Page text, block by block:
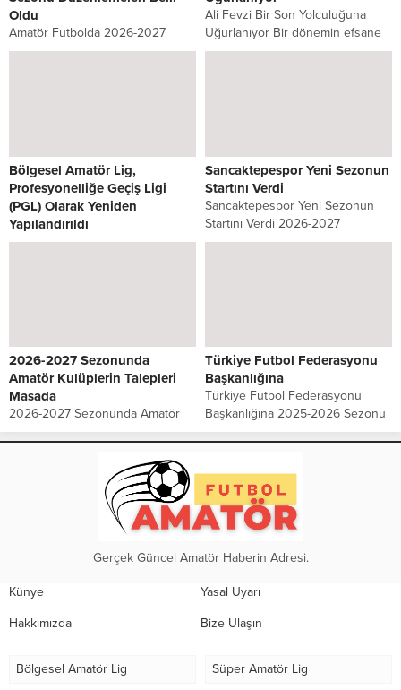
Oldu
Amatör Futbolda 2026-2027
Sezonu Düzenlemeleri Belli Oldu
Ali Fevzi Bir Son Yolculuğuna
Uğurlanıyor Bir dönemin efsane
kulübü Sahrayıcedit Spor
Bölgesel Amatör Lig,
Profesyonelliğe Geçiş Ligi
(PGL) Olarak Yeniden
Yapılandırıldı
Bölgesel Amatör Lig,
Ligi (PGL) olarak...
Sancaktepespor Yeni Sezonun
Startını Verdi
Sancaktepespor Yeni Sezonun
Startını Verdi 2026-2027
sezonunda İstanbul Süper
2026-2027 Sezonunda
Amatör Kulüplerin Talepleri
Masada
2026-2027 Sezonunda Amatör
Kulüplerin Talepleri Masada Yaş
bedelleri, tesis, ekonomik destek
ve altyapı… İstanbul amatör
futbolu yeni sezonda düzenleme
bekliyor 2026-2027...
Türkiye Futbol Federasyonu
Başkanlığına
Türkiye Futbol Federasyonu
Başkanlığına 2025-2026 Sezonu
İstanbul 2. Amatör Lig Yükselme
kulüpler ortak açıklama yaptılar.
Sayın Başkan,...
Gerçek Güncel Amatör Haberin Adresi.
Künye Yasal Uyarı
Hakkımızda Bize Ulaşın
Bölgesel Amatör Lig Süper Amatör Lig